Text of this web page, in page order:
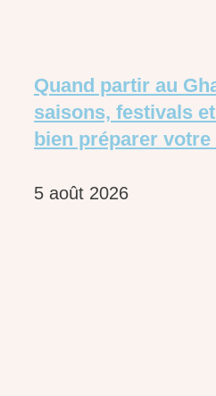
Quand partir au
saisons, festivals
bien préparer votre
5 août 2026